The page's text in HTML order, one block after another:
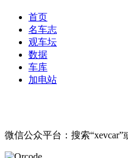
首页
名车志
观车坛
数据
车库
加电站
微信公众平台：搜索